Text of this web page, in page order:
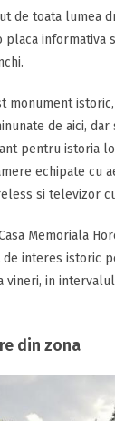
de toata lumea
placa informativa
monument
de aici,
pentru istoria
echipate cu
si televizor
Memoriala
interes istoric
vineri, in
din zona